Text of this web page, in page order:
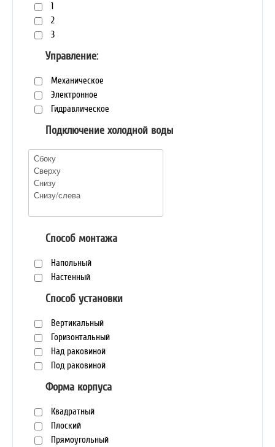
1
2
3
Управление:
Механическое
Электронное
Гидравлическое
Подключение холодной воды
Способ монтажа
Напольный
Настенный
Способ установки
Вертикальный
Горизонтальный
Над раковиной
Под раковиной
Форма корпуса
Квадратный
Плоский
Прямоугольный